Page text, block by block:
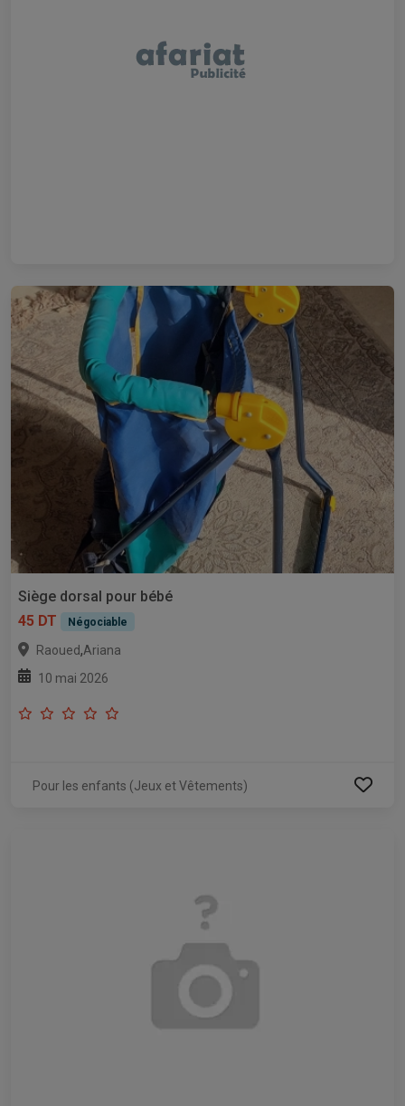
Siège dorsal pour bébé
45 DT
Négociable
Raoued,Ariana
10 mai 2026
Pour les enfants (Jeux et Vêtements)